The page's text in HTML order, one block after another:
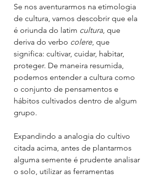
Se nos aventurarmos na etimologia
de cultura, vamos descobrir que ela
é oriunda do latim cultura, que
deriva do verbo colere, que
significa: cultivar, cuidar, habitar,
proteger. De maneira resumida,
podemos entender a cultura como
o conjunto de pensamentos e
hábitos cultivados dentro de algum
grupo.
Expandindo a analogia do cultivo
citada acima, antes de plantarmos
alguma semente é prudente analisar
o solo, utilizar as ferramentas